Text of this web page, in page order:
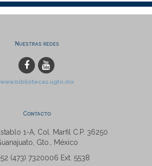
Nuestras redes
www.bibliotecas.ugto.mx
Contacto
1-A, Col. Marfil C.P. 36250
Gto., México
(473) 7320006 Ext. 5538